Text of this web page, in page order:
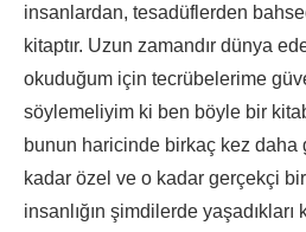
insanlardan, tesadüflerden
kitaptır. Uzun zamandır dünya
okuduğum için tecrübelerime
söylemeliyim ki ben böyle bir
bunun haricinde birkaç kez daha
kadar özel ve o kadar gerçekçi
insanlığın şimdilerde yaşadıkları